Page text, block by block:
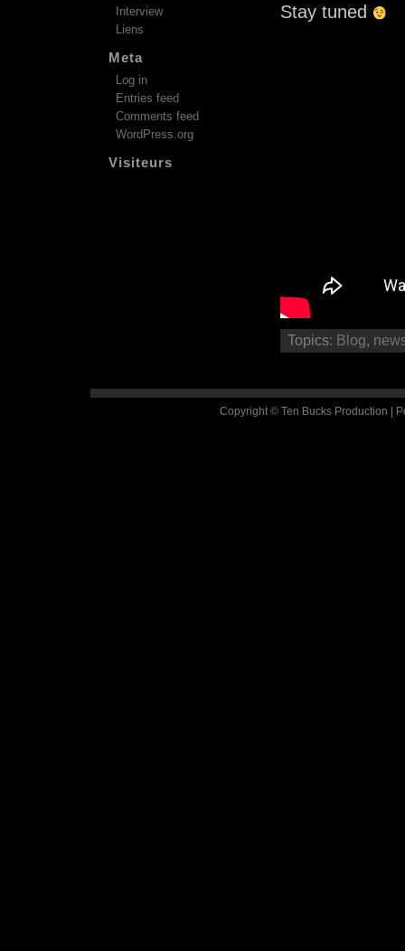
Stay tuned
Topics: Blog,
Interview
Liens
Meta
Log in
Entries feed
Comments feed
WordPress.org
Visiteurs
Copyright © Ten Bucks Production |